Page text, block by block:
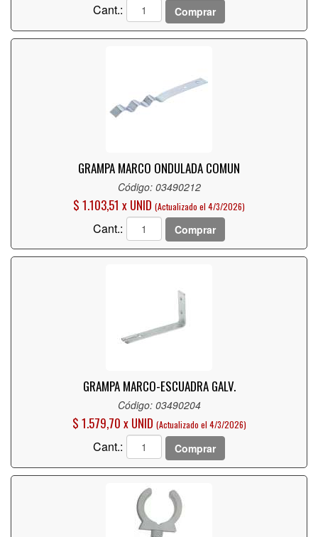
Cant.: Comprar
GRAMPA MARCO ONDULADA COMUN
Código: 03490212
$ 1.103,51 x UNID (Actualizado el 4/3/2026)
Cant.: Comprar
GRAMPA MARCO-ESCUADRA GALV.
Código: 03490204
$ 1.579,70 x UNID (Actualizado el 4/3/2026)
Cant.: Comprar